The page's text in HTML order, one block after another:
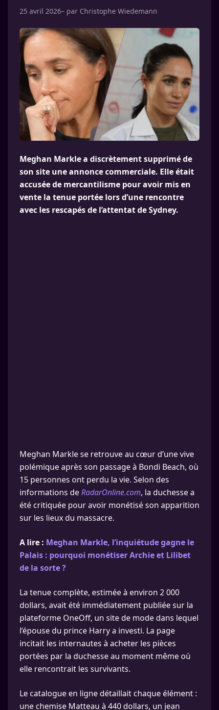
25 avril 2026– par Christophe Wiedemann
Meghan Markle a discrètement supprimé de
son site une annonce commerciale. Elle était
accusée de mercantilisme pour avoir mis en
vente la tenue portée lors d’une rencontre
avec les rescapés de l’attentat de Sydney.
Meghan Markle se retrouve au cœur d’une vive
polémique après son passage à Bondi Beach, où
15 personnes ont perdu la vie. Selon des
informations deRadarOnline.com, la duchesse a
été critiquée pour avoir monétisé son apparition
sur les lieux du massacre.
A lire : Meghan Markle, l’inquiétude gagne le
Palais : pourquoi monétiser Archie et Lilibet
de la sorte ?
La tenue complète, estimée à environ 2 000
dollars, avait été immédiatement publiée sur la
plateforme OneOff, un site de mode dans lequel
l’épouse du prince Harry a investi. La page
incitait les internautes à acheter les pièces
portées par la duchesse au moment même où
elle rencontrait les survivants.
Le catalogue en ligne détaillait chaque élément :
une chemise Matteau à 440 dollars, un jean